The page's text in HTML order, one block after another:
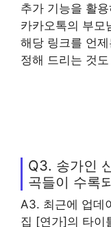
추가 기능을 활
카카오톡의 부모
해당 링크를 언
정해 드리는 것
Q3. 송가인
곡들이 수록
A3. 최근에 업데
집 [연가]의 타이